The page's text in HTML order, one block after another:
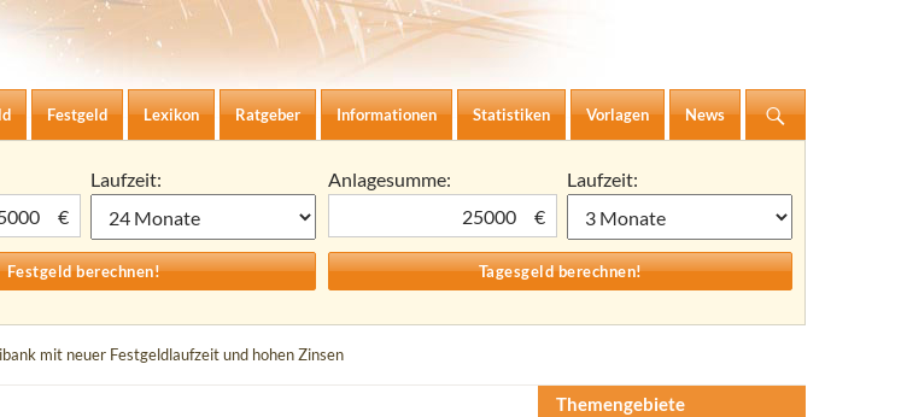
springen
Festgeld Lexikon Ratgeber Informationen Statistiken Vorlagen News
€
Laufzeit:
Anlagesumme:
€
Laufzeit:
mit neuer Festgeldlaufzeit und hohen Zinsen
Themengebiete